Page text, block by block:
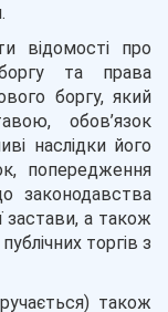
відомості про
та права
боргу, який
обов’язок
наслідки його
попередження
законодавства
а також
торгів з
також